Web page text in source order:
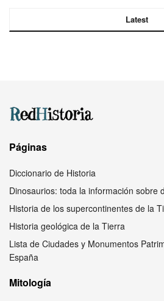
Latest
Páginas
Diccionario de Historia
Dinosaurios: toda la información sobre
Historia de los supercontinentes de la
Historia geológica de la Tierra
Lista de Ciudades y Monumentos
España
Mitología